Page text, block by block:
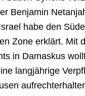
Benjamin
habe den
Zone erklärt. Mit
in Damaskus
langjährige